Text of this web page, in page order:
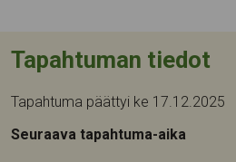
Tapahtuman tiedot
Tapahtuma päättyi ke 17.12.2025
Seuraava tapahtuma-aika